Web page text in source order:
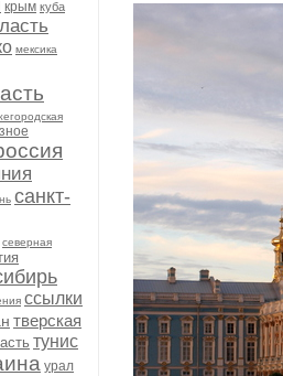
крым куба
мексика
санкт-
северная
ссылки
тверская
тунис
урал